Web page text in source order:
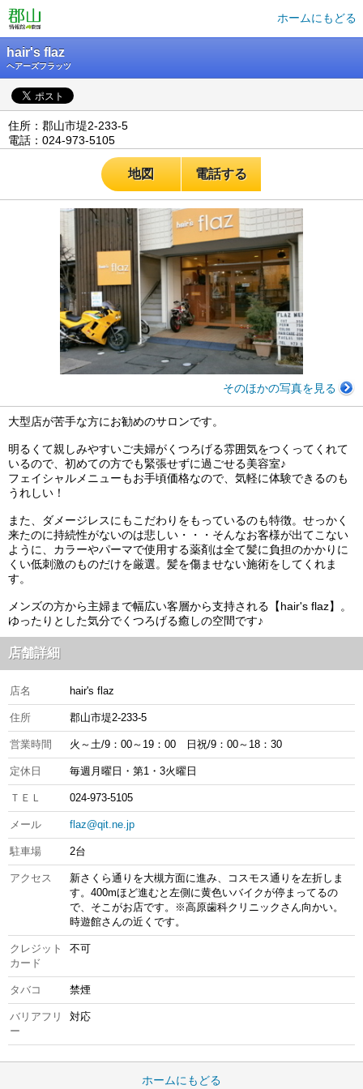
ホームにもどる
hair's flaz
ヘアーズフラッツ
住所：郡山市堤2-233-5
電話：024-973-5105
地図 電話する
そのほかの写真を見る
大型店が苦手な方にお勧めのサロンです。
明るくて親しみやすいご夫婦がくつろげる雰囲気をつくってくれて
いるので、初めての方でも緊張せずに過ごせる美容室♪
フェイシャルメニューもお手頃価格なので、気軽に体験できるのも
うれしい！
また、ダメージレスにもこだわりをもっているのも特徴。せっかく
来たのに持続性がないのは悲しい・・・そんなお客様が出てこない
ように、カラーやパーマで使用する薬剤は全て髪に負担のかかりに
くい低刺激のものだけを厳選。髪を傷ませない施術をしてくれま
す。
メンズの方から主婦まで幅広い客層から支持される【hair's flaz】。
ゆったりとした気分でくつろげる癒しの空間です♪
店舗詳細
店名 hair's flaz
住所 郡山市堤2-233-5
営業時間 火～土/9：00～19：00 日祝/9：00～18：30
定休日 毎週月曜日・第1・3火曜日
ＴＥＬ 024-973-5105
メール flaz@qit.ne.jp
駐車場 2台
アクセス
新さくら通りを大槻方面に進み、コスモス通りを左折しま
す。400mほど進むと左側に黄色いバイクが停まってるの
で、そこがお店です。※高原歯科クリニックさん向かい。
時遊館さんの近くです。
クレジット
カード
不可
タバコ 禁煙
バリアフリ
ー
対応
ホームにもどる